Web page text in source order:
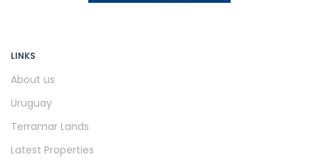
LINKS
About us
Uruguay
Terramar Lands
Latest Properties